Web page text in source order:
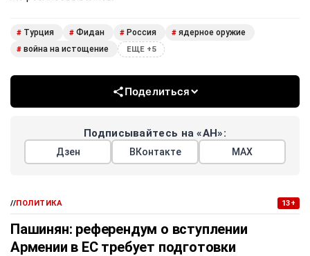
# Турция # Фидан # Россия # ядерное оружие
# война на истощение ЕЩЕ +5
Поделиться
Подписывайтесь на «АН»:
Дзен ВКонтакте МАХ
//ПОЛИТИКА 13+
Пашинян: референдум о вступлении
Армении в ЕС требует подготовки